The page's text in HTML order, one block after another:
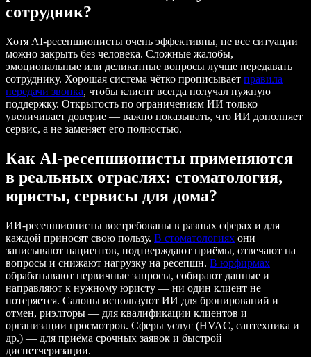
сотрудник?
Хотя AI-ресепшионисты очень эффективны, не все ситуации
можно закрыть без человека. Сложные жалобы,
эмоциональные или деликатные вопросы лучше передавать
сотруднику. Хорошая система чётко прописывает правила
передачи звонка, чтобы клиент всегда получал нужную
поддержку. Открытость по ограничениям ИИ только
увеличивает доверие — важно показывать, что ИИ дополняет
сервис, а не заменяет его полностью.
Как AI-ресепшионисты применяются
в реальных отраслях: стоматология,
юристы, сервисы для дома?
ИИ-ресепшионисты востребованы в разных сферах и для
каждой приносят свою пользу. В стоматологиях они
записывают пациентов, подтверждают приёмы, отвечают на
вопросы и снижают нагрузку на ресепшн. В юрфирмах
обрабатывают первичные запросы, собирают данные и
направляют к нужному юристу — ни один клиент не
потеряется. Салоны используют ИИ для бронирований и
отмен, риэлторы — для квалификации клиентов и
организации просмотров. Сферы услуг (HVAC, сантехника и
др.) — для приёма срочных заявок и быстрой
диспетчеризации.